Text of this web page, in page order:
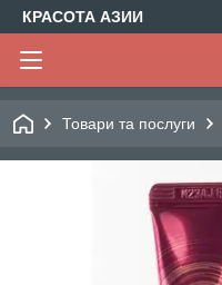
КРАСОТА АЗИИ
Товари та послуги